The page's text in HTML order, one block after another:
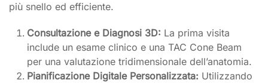
più snello ed efficiente.
Consultazione e Diagnosi 3D: La prima visita
include un esame clinico e una TAC Cone Beam
per una valutazione tridimensionale dell’anatomia.
Pianificazione Digitale Personalizzata: Utilizzando